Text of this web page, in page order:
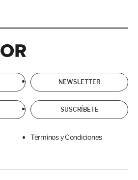
NEWSLETTER
SUSCRÍBETE
Términos y Condiciones